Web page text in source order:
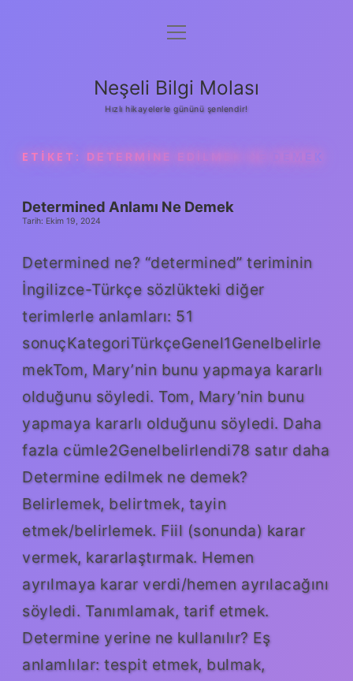
Anasayfa
Yasal Uyarı
menüyü
Neşeli Bilgi Molası
Hızlı hikayelerle gününü şenlendir!
ETIKET: DETERMINE EDILMEK NE DEMEK
Determined Anlamı Ne Demek
Tarih: Ekim 19, 2024
Determined ne? “determined” teriminin
İngilizce-Türkçe sözlükteki diğer
terimlerle anlamları: 51
sonuçKategoriTürkçeGenel1Genelbelirle
mekTom, Mary’nin bunu yapmaya kararlı
olduğunu söyledi. Tom, Mary’nin bunu
yapmaya kararlı olduğunu söyledi. Daha
fazla cümle2Genelbelirlendi78 satır daha
Determine edilmek ne demek?
Belirlemek, belirtmek, tayin
etmek/belirlemek. Fiil (sonunda) karar
vermek, kararlaştırmak. Hemen
ayrılmaya karar verdi/hemen ayrılacağını
söyledi. Tanımlamak, tarif etmek.
Determine yerine ne kullanılır? Eş
anlamlılar: tespit etmek, bulmak,